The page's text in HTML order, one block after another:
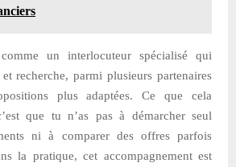
un interlocuteur spécialisé qui
recherche, parmi plusieurs partenaires
plus adaptées. Ce que cela
que tu n’as pas à démarcher seul
ni à comparer des offres parfois
la pratique, cet accompagnement est